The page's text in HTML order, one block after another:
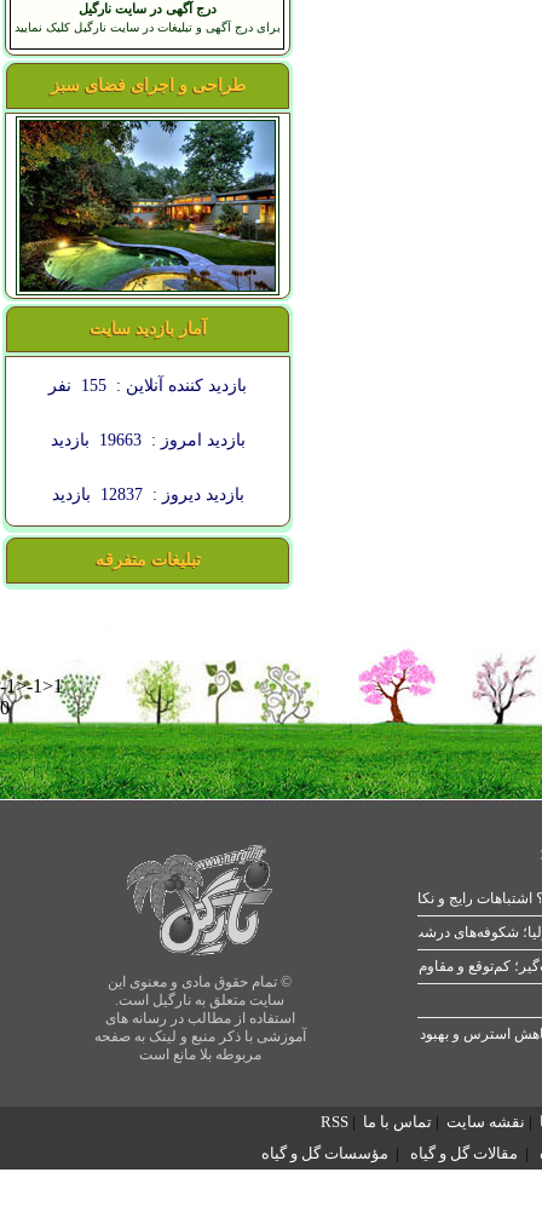
درج آگهی در سایت نارگیل
برای درج آگهی و تبلیغات در سایت نارگیل کلیک نمایید
طراحی و اجرای فضای سبز
آمار بازدید سایت
بازدید کننده آنلاین : 155 نفر
بازدید امروز : 19663 بازدید
بازدید دیروز : 12837 بازدید
تبلیغات متفرقه
-1>-1>1
0
© تمام حقوق مادی و معنوی این
سایت متعلق به نارگیل است.
استفاده از مطالب در رسانه های
آموزشی با ذکر منبع و لینک به صفحه
مربوطه بلا مانع است
رایج و نکات طلایی
شکوفه‌های درشت در بهار
| نقشه سایت | تماس با ما |
RSS
| مقالات گل و گیاه | مؤسسات گل و گیاه